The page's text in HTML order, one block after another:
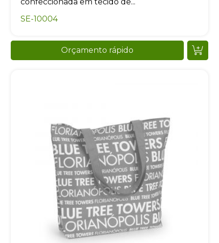
confeccionada em tecido de...
SE-10004
Orçamento rápido